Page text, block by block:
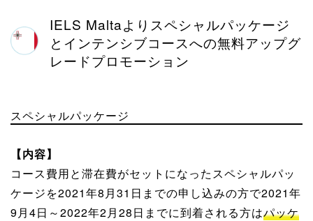
IELS Maltaよりスペシャルパッケージ
とインテンシブコースへの無料アップグ
レードプロモーション
スペシャルパッケージ
【内容】
コース費用と滞在費がセットになったスペシャルパッ
ケージを2021年8月31日までの申し込みの方で2021年
9月4日～2022年2月28日までに到着される方はパッケ